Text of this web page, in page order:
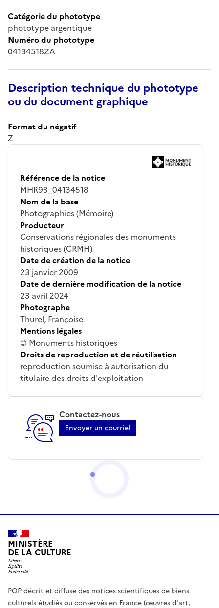
Catégorie du phototype
phototype argentique
Numéro du phototype
04134518ZA
Description technique du phototype
ou du document graphique
Format du négatif
Z
Référence de la notice
MHR93_04134518
Nom de la base
Photographies (Mémoire)
Producteur
Conservations régionales des monuments
historiques (CRMH)
Date de création de la notice
23 janvier 2009
Date de dernière modification de la notice
23 avril 2024
Photographe
Thurel, Françoise
Mentions légales
© Monuments historiques
Droits de reproduction et de réutilisation
reproduction soumise à autorisation du
titulaire des droits d'exploitation
Contactez-nous
Envoyer un courriel
MINISTÈRE
DE LA CULTURE
POP décrit et diffuse des notices scientifiques de biens
culturels étudiés ou conservés en France (œuvres d'art,